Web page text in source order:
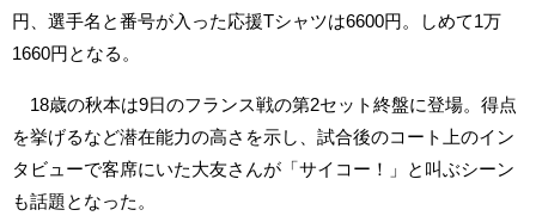
円、選手名と番号が入った応援Tシャツは6600円。しめて1万
1660円となる。
18歳の秋本は9日のフランス戦の第2セット終盤に登場。得点
を挙げるなど潜在能力の高さを示し、試合後のコート上のイン
タビューで客席にいた大友さんが「サイコー！」と叫ぶシーン
も話題となった。